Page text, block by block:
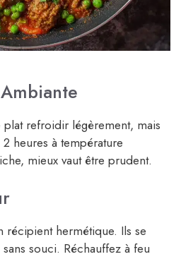
refroidir légèrement, mais
heures à température
mieux vaut être prudent.
récipient hermétique. Ils se
souci. Réchauffez à feu